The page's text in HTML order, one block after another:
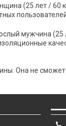
(25 лет / 60
мужчина (25
Она не сможет